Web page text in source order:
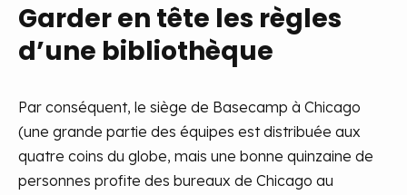
Garder en tête les règles
d’une bibliothèque
Par conséquent, le siège de Basecamp à Chicago
(une grande partie des équipes est distribuée aux
quatre coins du globe, mais une bonne quinzaine de
personnes profite des bureaux de Chicago au